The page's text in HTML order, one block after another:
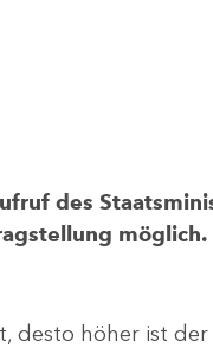
des
höher ist der